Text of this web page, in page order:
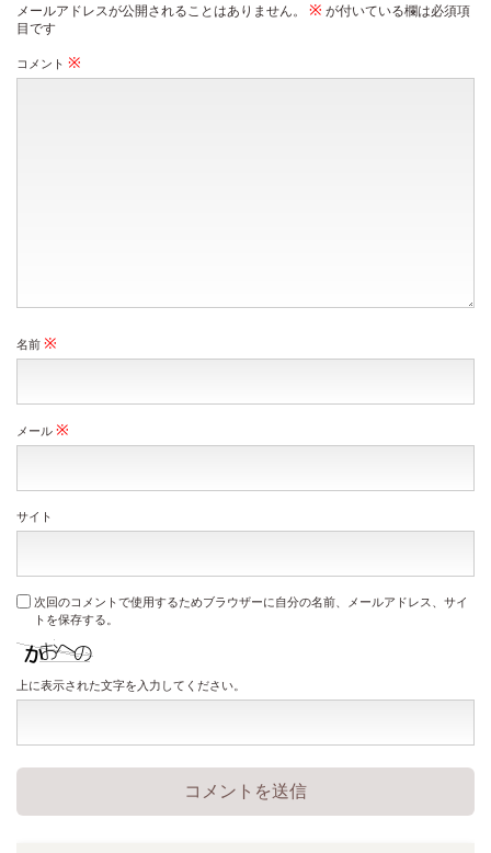
メールアドレスが公開されることはありません。 ※ が付いている欄は必須項
目です
コメント ※
名前 ※
メール ※
サイト
次回のコメントで使用するためブラウザーに自分の名前、メールアドレス、サイ
トを保存する。
上に表示された文字を入力してください。